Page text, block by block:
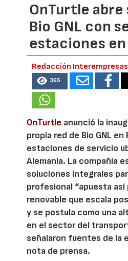
OnTurtle abre
Bio GNL con
estaciones
Redacción Interempresas
365
OnTurtle anunció la
propia red de Bio GNL
estaciones de servicio
Alemania. La compañía
soluciones integrales
profesional “apuesta
renovable que escala
y se postula como una
en el sector del
señalaron fuentes de la
nota de prensa.